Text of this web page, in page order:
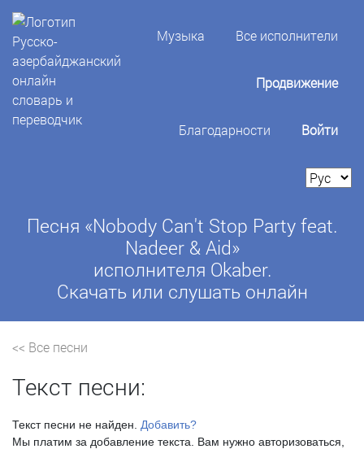
Музыка Все исполнители
Продвижение
Благодарности Войти
Песня «Nobody Can't Stop Party feat.
Nadeer & Aid»
исполнителя Okaber.
Скачать или слушать онлайн
<< Все песни
Текст песни:
Текст песни не найден. Добавить?
Мы платим за добавление текста. Вам нужно авторизоваться,